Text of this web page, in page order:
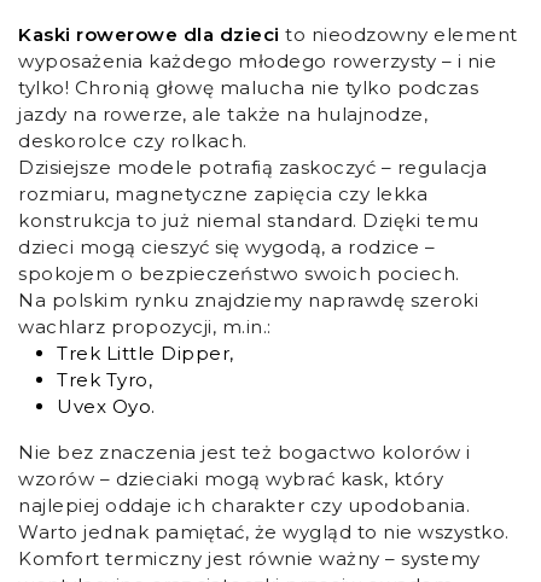
Kaski rowerowe dla dzieci to nieodzowny element
wyposażenia każdego młodego rowerzysty – i nie
tylko! Chronią głowę malucha nie tylko podczas
jazdy na rowerze, ale także na hulajnodze,
deskorolce czy rolkach.
Dzisiejsze modele potrafią zaskoczyć – regulacja
rozmiaru, magnetyczne zapięcia czy lekka
konstrukcja to już niemal standard. Dzięki temu
dzieci mogą cieszyć się wygodą, a rodzice –
spokojem o bezpieczeństwo swoich pociech.
Na polskim rynku znajdziemy naprawdę szeroki
wachlarz propozycji, m.in.:
Trek Little Dipper,
Trek Tyro,
Uvex Oyo.
Nie bez znaczenia jest też bogactwo kolorów i
wzorów – dzieciaki mogą wybrać kask, który
najlepiej oddaje ich charakter czy upodobania.
Warto jednak pamiętać, że wygląd to nie wszystko.
Komfort termiczny jest równie ważny – systemy